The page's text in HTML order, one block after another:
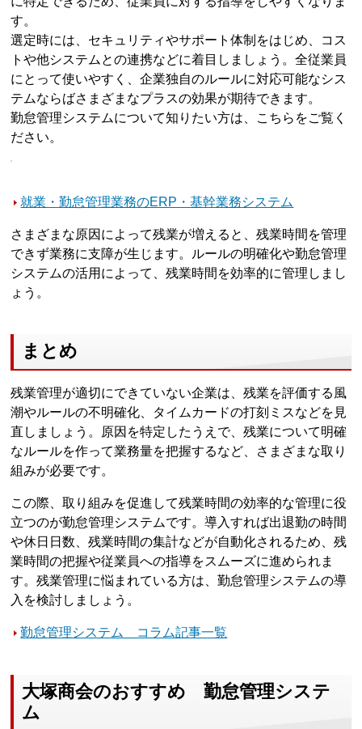
す。
選定時には、セキュリティやサポート体制をはじめ、コス
トや他システムとの連携などに着目しましょう。全従業員
にとって使いやすく、企業独自のルールに対応可能なシス
テムならばさまざまなプラスの効果が期待できます。
勤怠管理システムについて知りたい方は、こちらをご覧く
ださい。
就業・勤怠管理業務のERP・基幹業務システム
さまざまな原因によって残業が増えると、残業時間を管理
できず業務に支障が生じます。ルールの明確化や勤怠管理
システムの活用によって、残業時間を効率的に管理しまし
ょう。
まとめ
残業管理が適切にできていない企業は、残業を評価する風
潮やルールの不明確化、タイムカードの打刻ミスなどを見
直しましょう。原因を特定したうえで、残業について明確
なルールを作って業務量を把握するなど、さまざまな取り
組みが必要です。
この際、取り組みを促進して残業時間の効率的な管理に役
立つのが勤怠管理システムです。導入すれば出退勤の時間
や休日日数、残業時間の集計などが自動化されるため、残
業時間の把握や従業員への指導をスムーズに進められま
す。残業管理に悩まれている方は、勤怠管理システムの導
入を検討しましょう。
勤怠管理システム コラム記事一覧
大塚商会のおすすめ 勤怠管理システ
ム